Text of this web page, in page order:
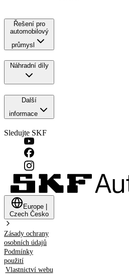
Řešení pro
automobilový
průmysl
Náhradní díly
Další
informace
Sledujte SKF
Europe
Czech Česko
Zásady ochrany
osobních údajů
Podmínky
použití
Vlastnictví webu